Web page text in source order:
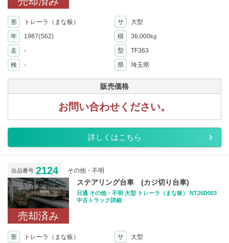
形 トレーラ（まな板） サ
大型
年
1987(S62) 積 36,000kg
走 - 型
TF363
検
- 県 埼玉県
販売価格
お問い合わせください。
詳しくはこちら
出品番号 2124 その他・不明
売却済み
ステアリング台車 (カジ切り台車)
日通 その他・不明 大型 トレーラ（まな板） NT26D003
中古トラック詳細
形 トレーラ（まな板） サ
大型